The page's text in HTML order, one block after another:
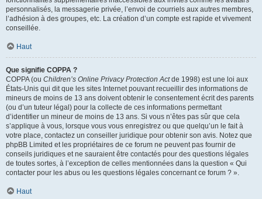
personnalisés, la messagerie privée, l’envoi de courriels aux autres membres,
l’adhésion à des groupes, etc. La création d’un compte est rapide et vivement
conseillée.
Haut
Que signifie COPPA ?
COPPA (ou Children’s Online Privacy Protection Actde 1998) est une loi aux
États-Unis qui dit que les sites Internet pouvant recueillir des informations de
mineurs de moins de 13 ans doivent obtenir le consentement écrit des parents
(ou d’un tuteur légal) pour la collecte de ces informations permettant
d’identifier un mineur de moins de 13 ans. Si vous n’êtes pas sûr que cela
s’applique à vous, lorsque vous vous enregistrez ou que quelqu’un le fait à
votre place, contactez un conseiller juridique pour obtenir son avis. Notez que
phpBB Limited et les propriétaires de ce forum ne peuvent pas fournir de
conseils juridiques et ne sauraient être contactés pour des questions légales
de toutes sortes, à l’exception de celles mentionnées dans la question « Qui
contacter pour les abus ou les questions légales concernant ce forum ? ».
Haut